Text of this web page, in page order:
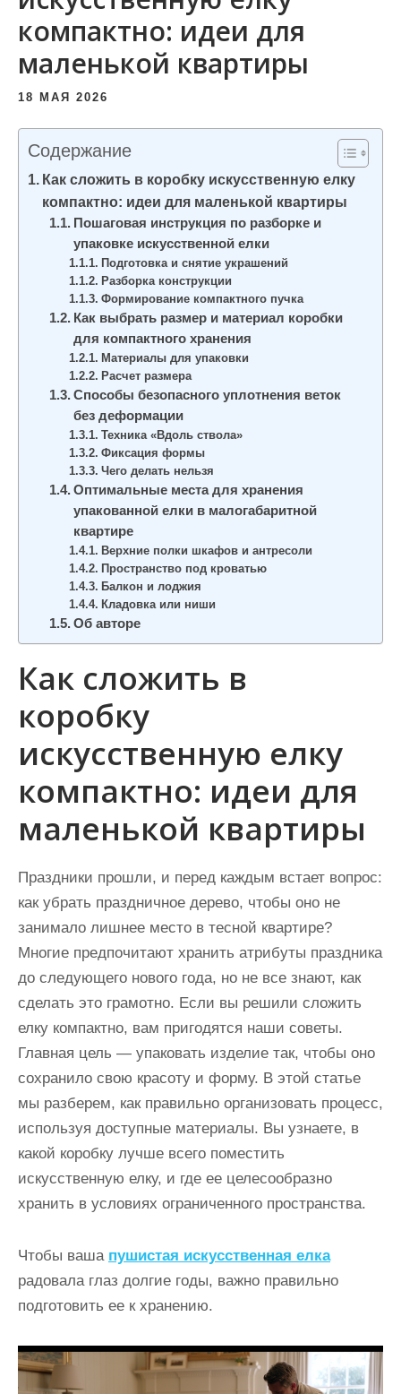
компактно: идеи для
маленькой квартиры
18 МАЯ 2026
Содержание
Как сложить в коробку искусственную елку
компактно: идеи для маленькой квартиры
Пошаговая инструкция по разборке и
упаковке искусственной елки
Подготовка и снятие украшений
Разборка конструкции
Формирование компактного пучка
Как выбрать размер и материал коробки
для компактного хранения
Материалы для упаковки
Расчет размера
Способы безопасного уплотнения веток
без деформации
Техника «Вдоль ствола»
Фиксация формы
Чего делать нельзя
Оптимальные места для хранения
упакованной елки в малогабаритной
квартире
Верхние полки шкафов и антресоли
Пространство под кроватью
Балкон и лоджия
Кладовка или ниши
Об авторе
Как сложить в
коробку
искусственную елку
компактно: идеи для
маленькой квартиры
Праздники прошли, и перед каждым встает вопрос:
как убрать праздничное дерево, чтобы оно не
занимало лишнее место в тесной квартире?
Многие предпочитают хранить атрибуты праздника
до следующего нового года, но не все знают, как
сделать это грамотно. Если вы решили сложить
елку компактно, вам пригодятся наши советы.
Главная цель — упаковать изделие так, чтобы оно
сохранило свою красоту и форму. В этой статье
мы разберем, как правильно организовать процесс,
используя доступные материалы. Вы узнаете, в
какой коробку лучше всего поместить
искусственную елку, и где ее целесообразно
хранить в условиях ограниченного пространства.
Чтобы ваша пушистая искусственная елка
радовала глаз долгие годы, важно правильно
подготовить ее к хранению.